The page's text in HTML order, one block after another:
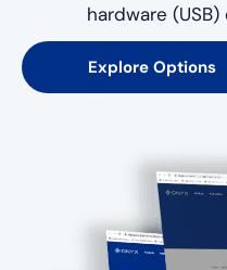
hardware
Explore Options